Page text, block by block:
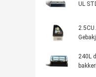
UL
240L